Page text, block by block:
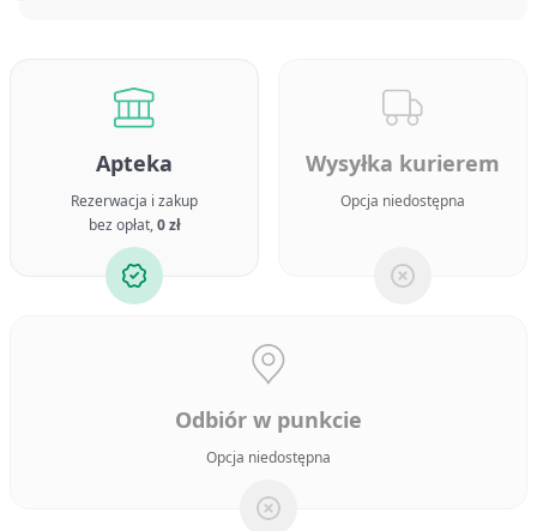
Apteka
Rezerwacja i zakup
bez opłat,0 zł
Wysyłka kurierem
Opcja niedostępna
Odbiór w punkcie
Opcja niedostępna